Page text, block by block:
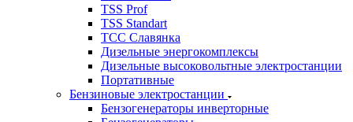
TSS Prof
TSS Standart
ТСС Славянка
Дизельные энергокомплексы
Дизельные высоковольтные электростанции
Портативные
Бензиновые электростанции
Бензогенераторы инверторные